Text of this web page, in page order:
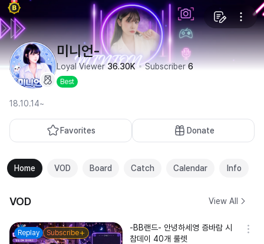
미니언-
Loyal Viewer 36.30K Subscriber 6
Best
18.10.14~
Favorites Donate
Home VOD Board Catch Calendar Info
VOD View All
Replay Subscribe
-BB랜드- 안녕하세영 증바람 시
참데이 40개 룰렛